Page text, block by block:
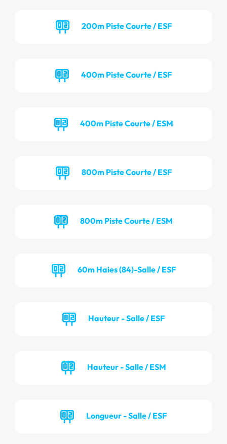
200m Piste Courte / ESF
400m Piste Courte / ESF
400m Piste Courte / ESM
800m Piste Courte / ESF
800m Piste Courte / ESM
60m Haies (84)-Salle / ESF
Hauteur - Salle / ESF
Hauteur - Salle / ESM
Longueur - Salle / ESF